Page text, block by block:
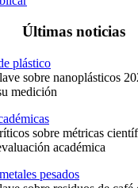
Últimas noticias
sobre nanoplásticos
medición
sobre métricas
académica